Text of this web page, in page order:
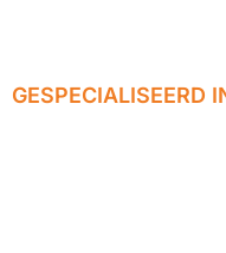
GESPECIALISEERD